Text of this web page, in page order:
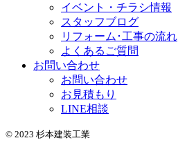
イベント・チラシ情報
スタッフブログ
リフォーム･工事の流れ
よくあるご質問
お問い合わせ
お問い合わせ
お見積もり
LINE相談
© 2023 杉本建装工業